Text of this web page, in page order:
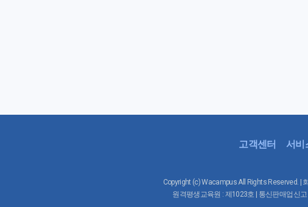
고객센터 서비
Copyright (c) Wacampus All Rights Reserved. |
원격평생교육원 : 제1023호 | 통신판매업신